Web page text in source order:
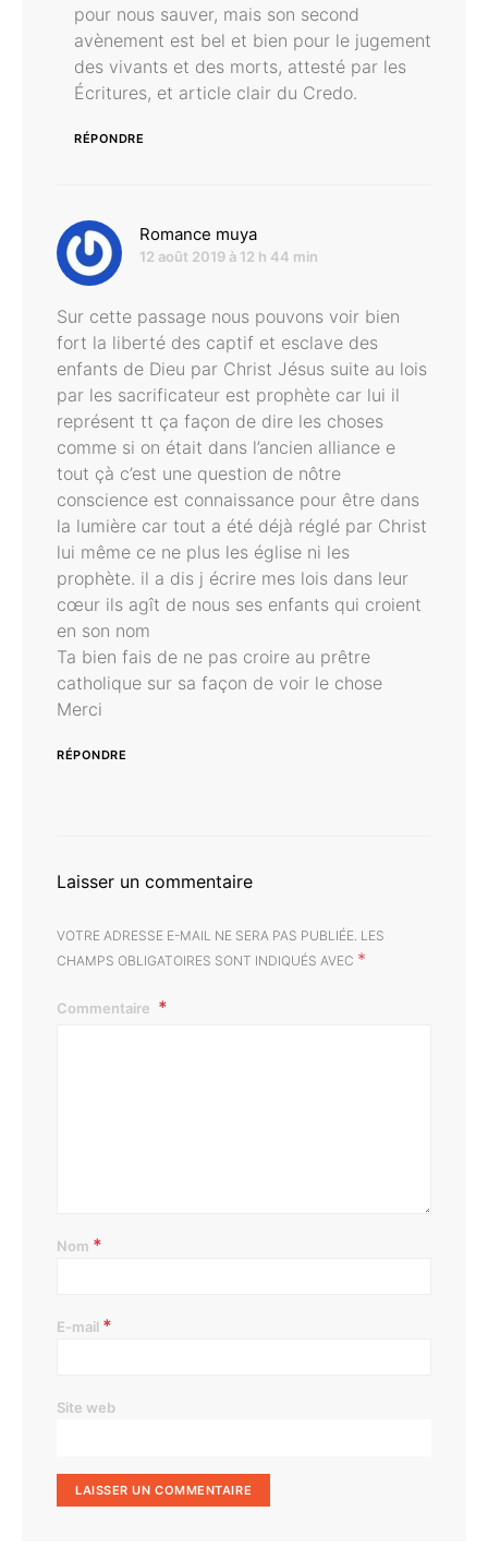
pour nous sauver, mais son second
avènement est bel et bien pour le jugement
des vivants et des morts, attesté par les
Écritures, et article clair du Credo.
RÉPONDRE
Romance muya
12 août 2019 à 12 h 44 min
Sur cette passage nous pouvons voir bien
fort la liberté des captif et esclave des
enfants de Dieu par Christ Jésus suite au lois
par les sacrificateur est prophète car lui il
représent tt ça façon de dire les choses
comme si on était dans l’ancien alliance e
tout çà c’est une question de nôtre
conscience est connaissance pour être dans
la lumière car tout a été déjà réglé par Christ
lui même ce ne plus les église ni les
prophète. il a dis j écrire mes lois dans leur
cœur ils agît de nous ses enfants qui croient
en son nom
Ta bien fais de ne pas croire au prêtre
catholique sur sa façon de voir le chose
Merci
RÉPONDRE
Laisser un commentaire
VOTRE ADRESSE E-MAIL NE SERA PAS PUBLIÉE. LES
CHAMPS OBLIGATOIRES SONT INDIQUÉS AVEC *
Commentaire
Nom *
E-mail *
Site web